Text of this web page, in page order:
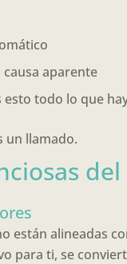
aparente
esto todo lo que
un llamado.
están alineadas
para ti, se